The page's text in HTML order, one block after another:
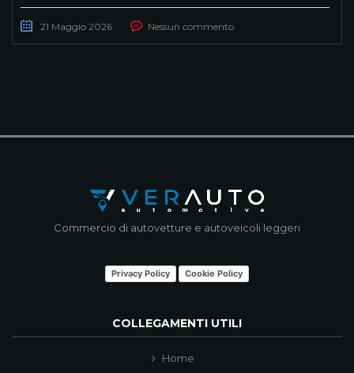
21 Maggio 2026 Nessun commento
Commercio di autovetture e autoveicoli leggeri
Privacy Policy Cookie Policy
COLLEGAMENTI UTILI
Home